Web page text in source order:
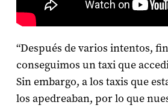
“Después de varios intentos,
conseguimos un taxi que
Sin embargo, a los taxis que
los apedreaban, por lo que